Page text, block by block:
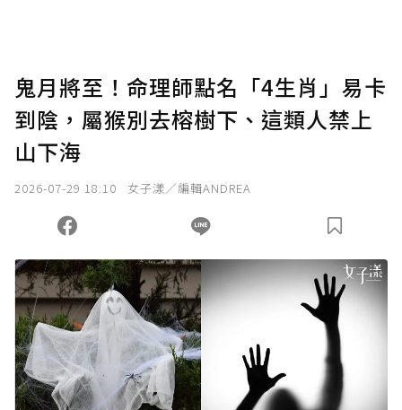
確認送出
您當前剩餘 U 利點數：0點；前往 購買點數
鬼月將至！命理師點名「4生肖」易卡
到陰，屬猴別去榕樹下、這類人禁上
山下海
2026-07-29 18:10 女子漾／編輯ANDREA